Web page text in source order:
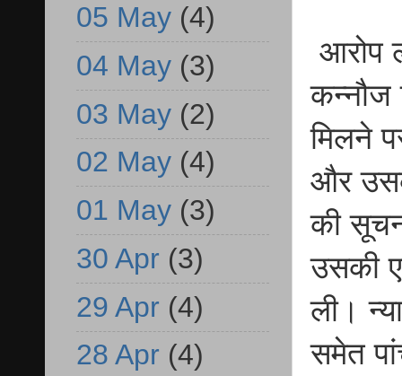
आरोप
कन्नौज
मिलने
और
की
उसकी
ली।
समेत
05 May (4)
04 May (3)
03 May (2)
02 May (4)
01 May (3)
30 Apr (3)
29 Apr (4)
28 Apr (4)